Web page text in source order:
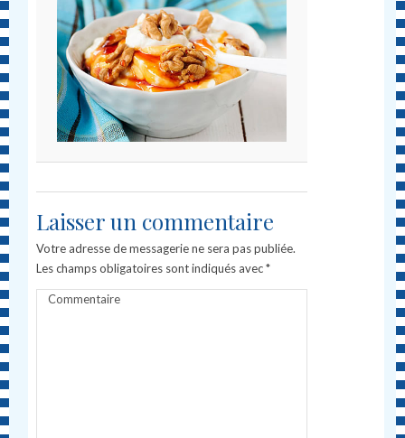
Laisser un commentaire
Votre adresse de messagerie ne sera pas publiée.
Les champs obligatoires sont indiqués avec*
Commentaire